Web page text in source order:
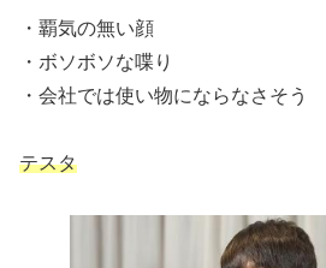
・覇気の無い顔
・ボソボソな喋り
・会社では使い物にならなさそう
テスタ